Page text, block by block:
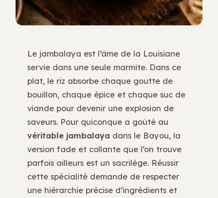
Le jambalaya est l’âme de la Louisiane
servie dans une seule marmite. Dans ce
plat, le riz absorbe chaque goutte de
bouillon, chaque épice et chaque suc de
viande pour devenir une explosion de
saveurs. Pour quiconque a goûté au
véritable jambalaya dans le Bayou, la
version fade et collante que l’on trouve
parfois ailleurs est un sacrilège. Réussir
cette spécialité demande de respecter
une hiérarchie précise d’ingrédients et